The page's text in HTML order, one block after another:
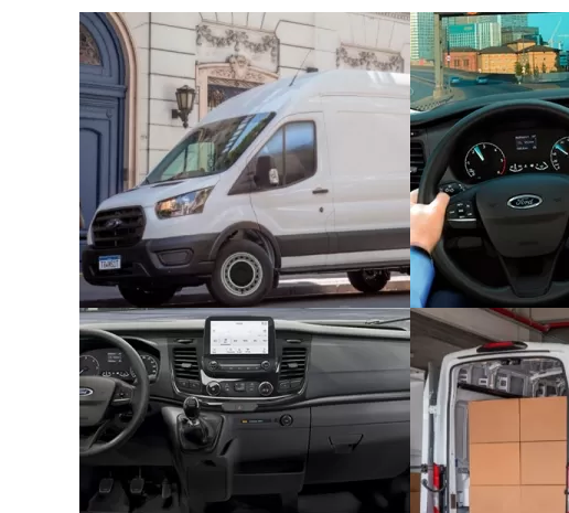
Comandos de voz
Conexão Android Auto / Apple Car Play
Controle Adaptativo de Carga
Controle Eletrônico Anti-capotamento
Controle Eletrônico de Estabilidade
Direção Elétrica
Tração Traseira
Entrada Flexível:Com o plano Ford Sempre, você
Até 4 anos para pagar:Após o pagamento da
Parcela Final: Após o pagamento das parcelas
adquirindo um novo Ford utilizando o seu veículo
Recompra Garantida:Ao final do Ford Sempre, você
80% do valor da tabela FIPE. A valor pago na
entrada do seu próximo Ford 0km.
Acesseaquio manual.